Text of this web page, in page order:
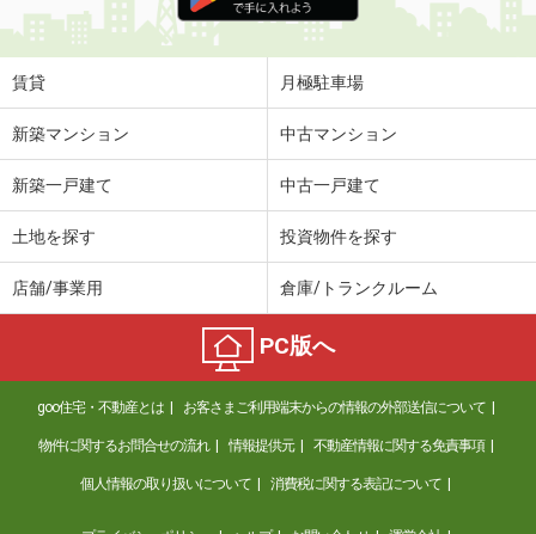
賃貸 月極駐車場
新築マンション 中古マンション
新築一戸建て 中古一戸建て
土地を探す 投資物件を探す
店舗/事業用 倉庫/トランクルーム
PC版へ
goo住宅・不動産とは お客さまご利用端末からの情報の外部送信について
物件に関するお問合せの流れ 情報提供元 不動産情報に関する免責事項
個人情報の取り扱いについて 消費税に関する表記について